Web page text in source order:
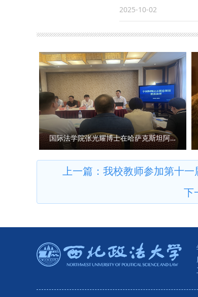
外检察人才培养工作
的“全球法律数据库”正
处、经济学院、刑事
家安全学院（反恐怖主
国别检察司法研究中心
主要负责人和学生共
务区）建设高质量发
审判的国际形象，事
院校携手、深化合作
国法院涉外审判人才
法审判勇争一流、走
绸之路起点和“一带一
要阵地，将以此次签
和“一带一路”建设需
学、加强师资共建、
研究、社会服务、国
《协议》的主要内容
质涉外法治人才”为合
院之间的良性互动，
讲堂”和专家学术交流
深入的座谈交流。座
学、西安市司法局、
法律服务的工作经验
后，西安法院将紧扣
过《陕西省哲学社会
法大学副校长、二级
袁祖社接受记者采访
金精神、西迁精神等伟
化等中华优秀传统文
用？ 马朝琦：延安精
的伟大精神，三种精神
系（共46种）。 《条
因，发扬革命先辈们
上，立足我省丰富的文
能，更加专注于陕西
设的华美篇章。 问：
彻《条例》，建强新
设，依托陕西师范大
库，为地方经济社会
育引导、监督惩治职
仅存在于大学，也存
2025-10-02
国际法学院张光耀博士在哈萨克斯坦阿拉木图开展科研与社会服务活动
上一篇： 我校教师参加第十一届
下